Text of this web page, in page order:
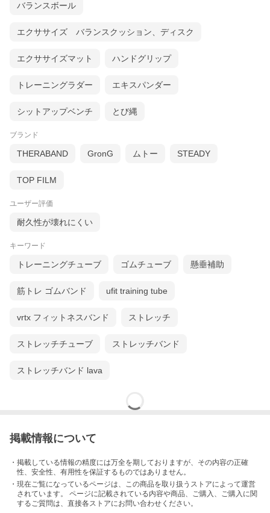
バランスボール
エクササイズ バランスクッション、ディスク
エクササイズマット ハンドグリップ
トレーニングラダー エキスパンダー
シットアップベンチ とび縄
ブランド
THERABAND GronG ムトー STEADY
TOP FILM
ユーザー評価
耐久性が壊れにくい
キーワード
トレーニングチューブ ゴムチューブ 懸垂補助
筋トレ ゴムバンド ufit training tube
vrtx フィットネスバンド ストレッチ
ストレッチチューブ ストレッチバンド
ストレッチバンド lava
掲載情報について
・掲載している情報の精度には万全を期しておりますが、その内容の正確
性、安全性、有用性を保証するものではありません。
・現在ご覧になっているページは、この商品を取り扱うストアによって運営
されています。 ページに記載されている内容や商品、ご購入 、ご購入に関
するご質問は、直接各ストアにお問い合わせください。